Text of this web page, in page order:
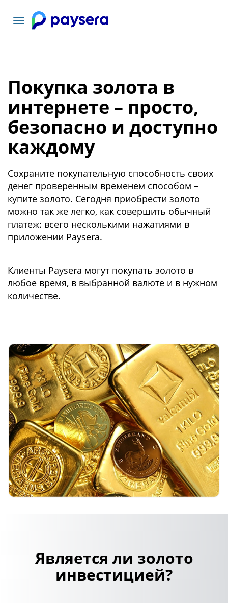
Toggle
navigation
Покупка золота в
интернете – просто,
безопасно и доступно
каждому
Сохраните покупательную способность своих
денег проверенным временем способом –
купите золото. Сегодня приобрести золото
можно так же легко, как совершить обычный
платеж: всего несколькими нажатиями в
приложении Paysera.
Клиенты Paysera могут покупать золото в
любое время, в выбранной валюте и в нужном
количестве.
Является ли золото
инвестицией?